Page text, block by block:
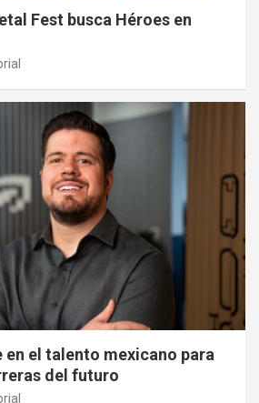
Fest busca Héroes en
el talento mexicano para
del futuro